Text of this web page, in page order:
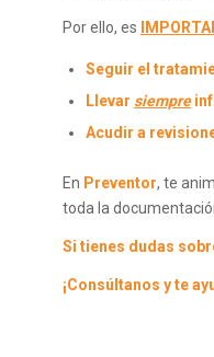
Por ello, es
Seguir el
Llevar siempre
Acudir a
En Preventor, te
toda la
Si tienes dudas
¡Consúltanos y te